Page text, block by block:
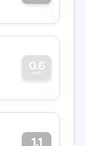
1
0.6
MW
0
1.1